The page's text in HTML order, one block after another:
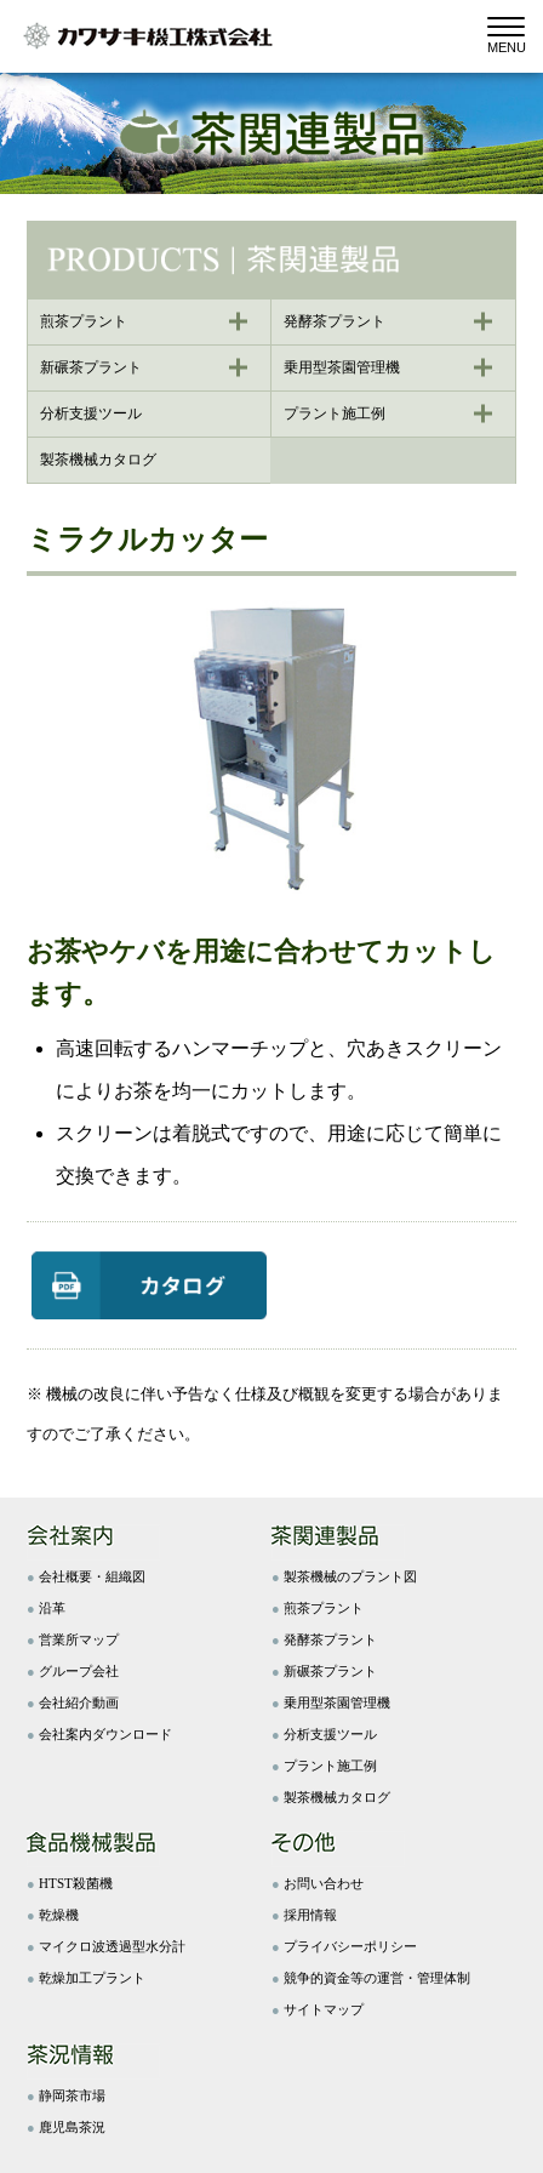
MENU
煎茶プラント 発酵茶プラント
新碾茶プラント 乗用型茶園管理機
分析支援ツール プラント施工例
製茶機械カタログ
ミラクルカッター
お茶やケバを用途に合わせてカットし
ます。
高速回転するハンマーチップと、穴あきスクリーン
によりお茶を均一にカットします。
スクリーンは着脱式ですので、用途に応じて簡単に
交換できます。
※ 機械の改良に伴い予告なく仕様及び概観を変更する場合がありま
すのでご了承ください。
●会社概要・組織図
●沿革
●営業所マップ
● グループ会社
●会社紹介動画
●会社案内ダウンロード
● 製茶機械のプラント図
● 煎茶プラント
● 発酵茶プラント
● 新碾茶プラント
● 乗用型茶園管理機
● 分析支援ツール
● プラント施工例
● 製茶機械カタログ
●HTST殺菌機
●乾燥機
●マイクロ波透過型水分計
●乾燥加工プラント
● お問い合わせ
● 採用情報
● プライバシーポリシー
● 競争的資金等の運営・管理体制
● サイトマップ
●静岡茶市場
● 鹿児島茶況